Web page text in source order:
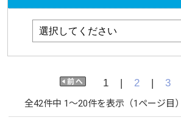
1 | 2 | 3
全42件中 1〜20件を表示（1ページ目）